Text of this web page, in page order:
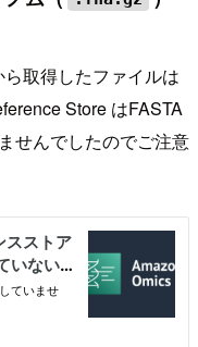
取得したファイルは
Store はFASTA
せんでしたのでご注意